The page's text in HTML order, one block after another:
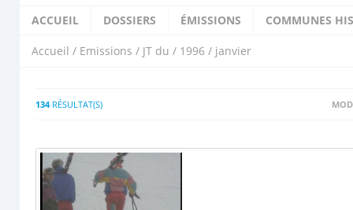
ACCUEIL DOSSIERS ÉMISSIONS COMMUNES
Accueil / Emissions / JT du / 1996 / janvier
134RÉSULTAT(S)